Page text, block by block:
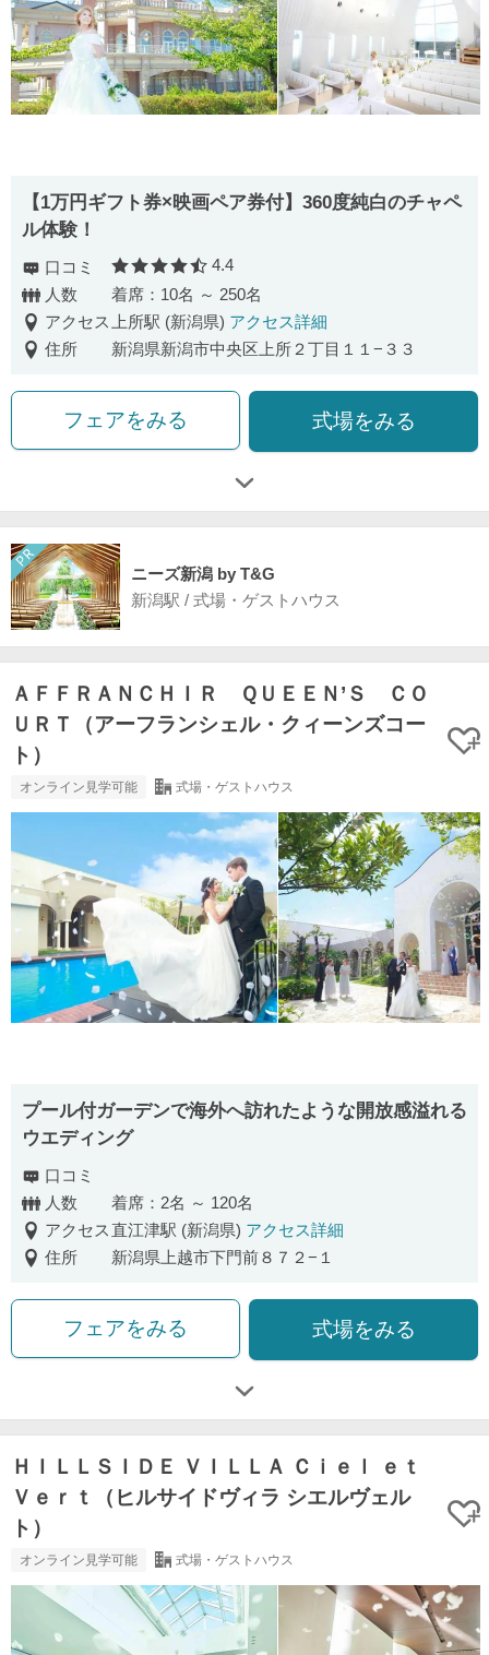
【1万円ギフト券×映画ペア券付】360度純白のチャペ
ル体験！
口コミ 口コミ評価
4.4
人数
着席：10名 ～ 250名
アクセス
上所駅 (新潟県) アクセス詳細
住所
新潟県新潟市中央区上所２丁目１１−３３
フェアをみる 式場をみる
ニーズ新潟 by T&G
新潟駅 / 式場・ゲストハウス
ＡＦＦＲＡＮＣＨＩＲ ＱＵＥＥＮ’Ｓ ＣＯ
ＵＲＴ（アーフランシェル・クィーンズコー
ト）
オンライン見学可能 式場・ゲストハウス
プール付ガーデンで海外へ訪れたような開放感溢れる
ウエディング
口コミ
人数
着席：2名 ～ 120名
アクセス直江津駅 (新潟県) アクセス詳細
住所
新潟県上越市下門前８７２−１
フェアをみる 式場をみる
ＨＩＬＬＳＩＤＥ ＶＩＬＬＡ Ｃｉｅｌ ｅｔ
Ｖｅｒｔ（ヒルサイドヴィラ シエルヴェル
ト）
オンライン見学可能 式場・ゲストハウス